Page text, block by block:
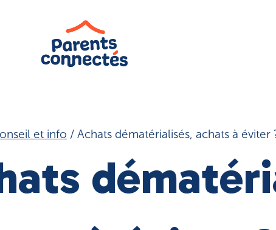
et info / Achats dématérialisés, achats à éviter